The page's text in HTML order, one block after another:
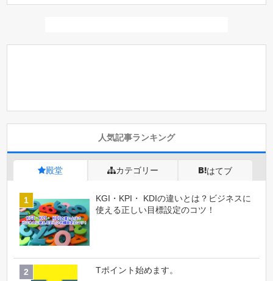
人気記事ランキング
殿堂 カテゴリー はてブ
KGI・KPI・ KDIの違いとは？ビジネスに
使える正しい目標設定のコツ！
Tポイント始めます。